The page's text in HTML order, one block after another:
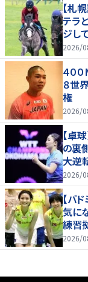
【札
テラ
ジし
2026/
４０
８世
権
2026/
【卓
の裏
大逆
2026/
【バ
気に
練習
たり
2026/